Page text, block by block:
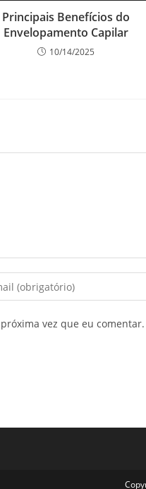
Principais Benefícios do
Envelopamento Capilar
10/14/2025
vez que eu comentar.